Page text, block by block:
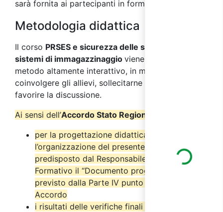
sarà fornita ai partecipanti in formato digitale.
Metodologia didattica
Il corso PRSES e sicurezza delle scaffalature e
sistemi di immagazzinaggio viene svolto con
metodo altamente interattivo, in modo da
coinvolgere gli allievi, sollecitarne l’interesse e
favorire la discussione.
Ai sensi dell’Accordo Stato Regioni del 17/4/2025
per la progettazione didattica e
l’organizzazione del presente corso è stato
predisposto dal Responsabile del Progetto
Formativo il “Documento progettuale” come
previsto dalla Parte IV punto 2.6 del suddetto
Accordo
i risultati delle verifiche finali di
Loading...